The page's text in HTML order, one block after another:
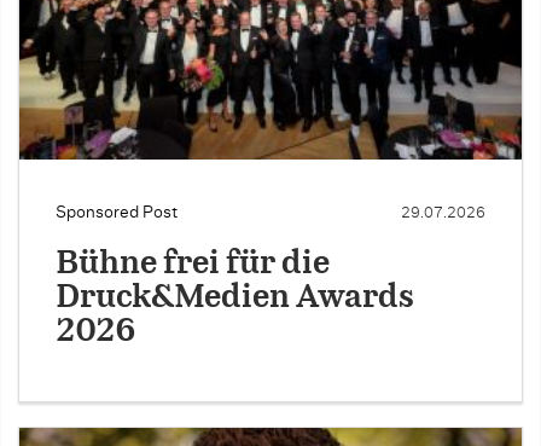
Sponsored Post 29.07.2026
Bühne frei für die
Druck&Medien Awards
2026